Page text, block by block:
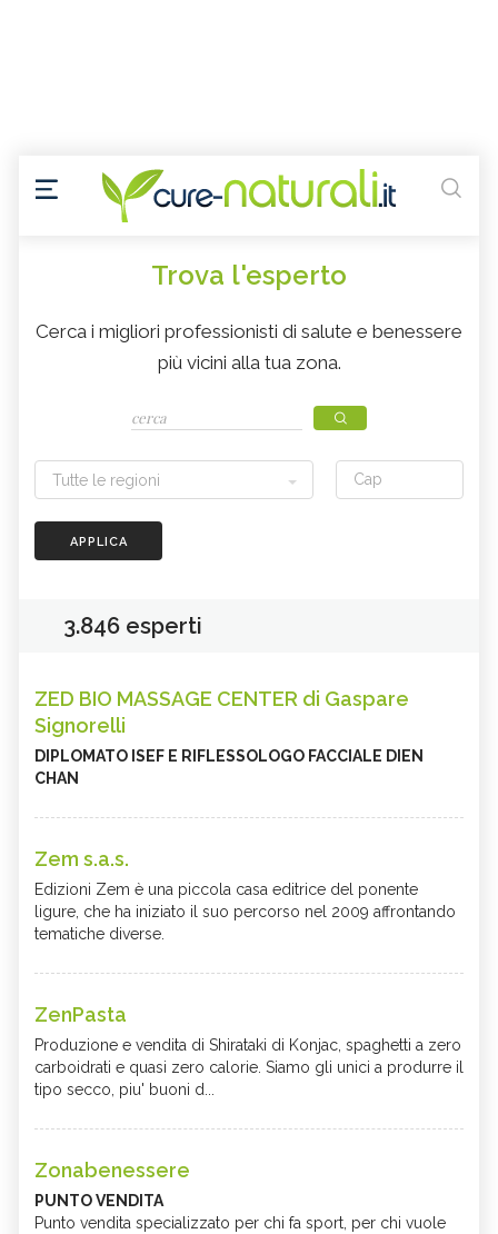
Trova l'esperto
Cerca i migliori professionisti di salute e benessere
più vicini alla tua zona.
Tutte le regioni
APPLICA
3.846 esperti
ZED BIO MASSAGE CENTER di Gaspare
Signorelli
DIPLOMATO ISEF E RIFLESSOLOGO FACCIALE DIEN
CHAN
Zem s.a.s.
Edizioni Zem è una piccola casa editrice del ponente
ligure, che ha iniziato il suo percorso nel 2009 affrontando
tematiche diverse.
ZenPasta
Produzione e vendita di Shirataki di Konjac, spaghetti a zero
carboidrati e quasi zero calorie. Siamo gli unici a produrre il
tipo secco, piu' buoni d...
Zonabenessere
PUNTO VENDITA
Punto vendita specializzato per chi fa sport, per chi vuole